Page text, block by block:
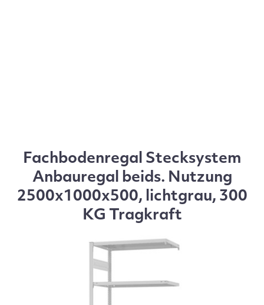
Fachbodenregal Stecksystem
Anbauregal beids. Nutzung
2500x1000x500, lichtgrau, 300
KG Tragkraft